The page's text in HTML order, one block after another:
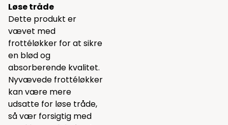
Løse tråde
Dette produkt er
vævet med
frottéløkker for at sikre
en blød og
absorberende kvalitet.
Nyvævede frottéløkker
kan være mere
udsatte for løse tråde,
så vær forsigtig med